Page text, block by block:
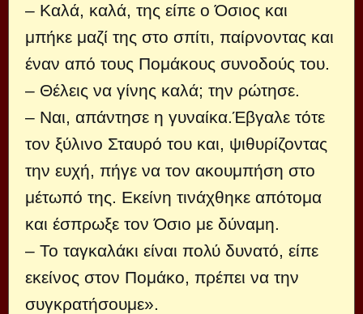
– Καλά, καλά, της είπε ο Όσιος και
μπήκε μαζί της στο σπίτι, παίρνοντας και
έναν από τους Πομάκους συνοδούς του.
– Θέλεις να γίνης καλά; την ρώτησε.
– Ναι, απάντησε η γυναίκα.Έβγαλε τότε
τον ξύλινο Σταυρό του και, ψιθυρίζοντας
την ευχή, πήγε να τον ακουμπήση στο
μέτωπό της. Εκείνη τινάχθηκε απότομα
και έσπρωξε τον Όσιο με δύναμη.
– Το ταγκαλάκι είναι πολύ δυνατό, είπε
εκείνος στον Πομάκο, πρέπει να την
συγκρατήσουμε».